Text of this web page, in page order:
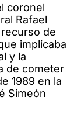
coronel
Rafael
de
implicaba
y la
de cometer
1989 en la
Simeón